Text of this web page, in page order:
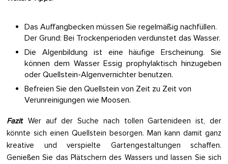
Das Auffangbecken müssen Sie regelmäßig nachfüllen.
Der Grund: Bei Trockenperioden verdunstet das Wasser.
Die Algenbildung ist eine häufige Erscheinung. Sie
können dem Wasser Essig prophylaktisch hinzugeben
oder Quellstein-Algenvernichter benutzen.
Befreien Sie den Quellstein von Zeit zu Zeit von
Verunreinigungen wie Moosen.
Fazit: Wer auf der Suche nach tollen Gartenideen ist, der
könnte sich einen Quellstein besorgen. Man kann damit ganz
kreative und verspielte Gartengestaltungen schaffen.
Genießen Sie das Plätschern des Wassers und lassen Sie sich